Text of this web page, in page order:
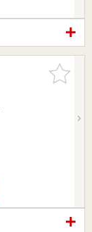
お気に入
りに追加